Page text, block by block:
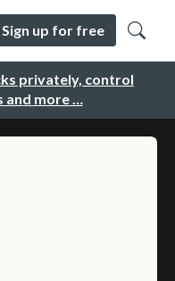
privately, control
and more …
Sign up for free